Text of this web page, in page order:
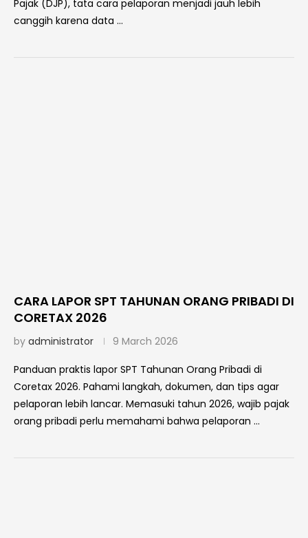
Pajak (DJP), tata cara pelaporan menjadi jauh lebih
canggih karena data …
CARA LAPOR SPT TAHUNAN ORANG PRIBADI DI
CORETAX 2026
by administrator 9 March 2026
Panduan praktis lapor SPT Tahunan Orang Pribadi di
Coretax 2026. Pahami langkah, dokumen, dan tips agar
pelaporan lebih lancar. Memasuki tahun 2026, wajib pajak
orang pribadi perlu memahami bahwa pelaporan …